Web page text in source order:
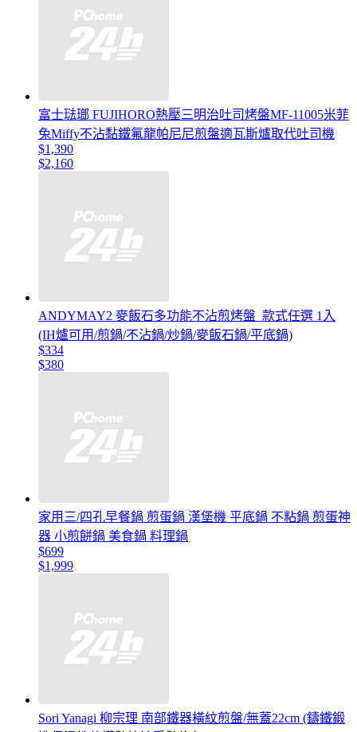
富士琺瑯 FUJIHORO熱壓三明治吐司烤盤MF-11005米菲
兔Miffy不沾黏鐵氟龍帕尼尼煎盤適瓦斯爐取代吐司機
$1,390
$2,160
ANDYMAY2 麥飯石多功能不沾煎烤盤_款式任選 1入
(IH爐可用/煎鍋/不沾鍋/炒鍋/麥飯石鍋/平底鍋)
$334
$380
家用三/四孔早餐鍋 煎蛋鍋 漢堡機 平底鍋 不粘鍋 煎蛋神
器 小煎餅鍋 美食鍋 料理鍋
$699
$1,999
Sori Yanagi 柳宗理 南部鐵器橫紋煎盤/無蓋22cm (鑄鐵鍛